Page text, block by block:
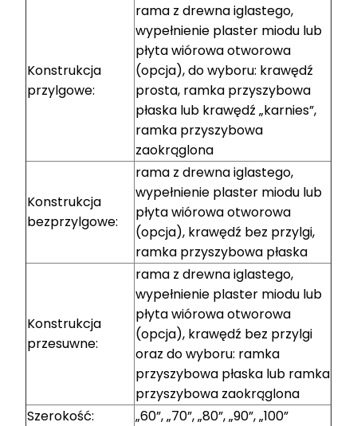
Konstrukcja
przylgowe:
rama z drewna iglastego,
wypełnienie plaster miodu lub
płyta wiórowa otworowa
(opcja), do wyboru: krawędź
prosta, ramka przyszybowa
płaska lub krawędź „karnies”,
ramka przyszybowa
zaokrąglona
Konstrukcja
bezprzylgowe:
rama z drewna iglastego,
wypełnienie plaster miodu lub
płyta wiórowa otworowa
(opcja), krawędź bez przylgi,
ramka przyszybowa płaska
Konstrukcja
przesuwne:
rama z drewna iglastego,
wypełnienie plaster miodu lub
płyta wiórowa otworowa
(opcja), krawędź bez przylgi
oraz do wyboru: ramka
przyszybowa płaska lub ramka
przyszybowa zaokrąglona
Szerokość:
„60”, „70”, „80”, „90”, „100”